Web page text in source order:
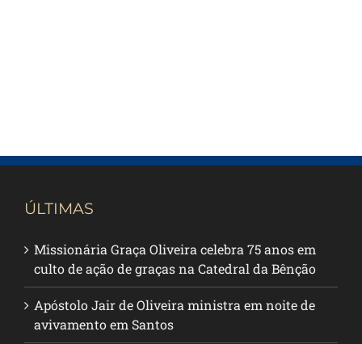
ÚLTIMAS
Missionária Graça Oliveira celebra 75 anos em
culto de ação de graças na Catedral da Bênção
Apóstolo Jair de Oliveira ministra em noite de
avivamento em Santos